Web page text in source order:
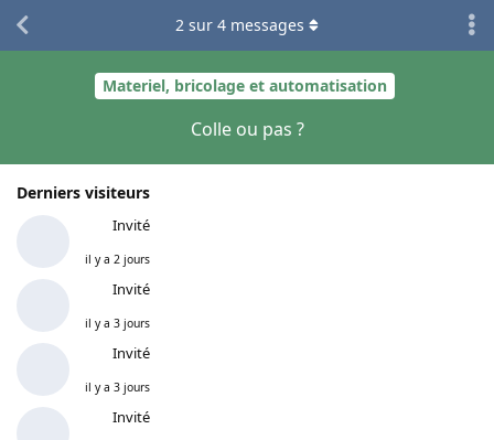
Materiel, bricolage et automatisation
Colle ou pas ?
Derniers visiteurs
Invité
il y a 2 jours
Invité
il y a 3 jours
Invité
il y a 3 jours
Invité
2 sur 4 messages